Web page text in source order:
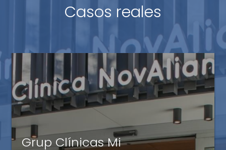
Casos reales
Grup Clínicas Mi
Units-4